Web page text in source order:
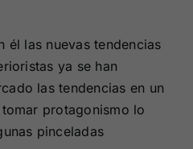
él las nuevas tendencias
ya se han
las tendencias en un
protagonismo lo
pinceladas